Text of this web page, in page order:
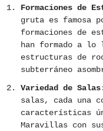
Formaciones de
gruta es famosa
formaciones de
han formado a lo
estructuras de
subterráneo
Variedad de Salas
salas, cada una
características
Maravillas con